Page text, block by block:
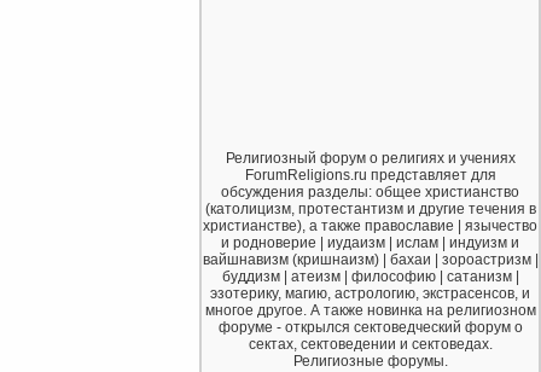
Религиозный форум о религиях и учениях
ForumReligions.ru представляет для
обсуждения разделы: общее христианство
(католицизм, протестантизм и другие течения в
христианстве), а также православие | язычество
и родноверие | иудаизм | ислам | индуизм и
вайшнавизм (кришнаизм) | бахаи | зороастризм |
буддизм | атеизм | философию | сатанизм |
эзотерику, магию, астрологию, экстрасенсов, и
многое другое. А также новинка на религиозном
форуме - открылся сектоведческий форум о
сектах, сектоведении и сектоведах.
Религиозные форумы.